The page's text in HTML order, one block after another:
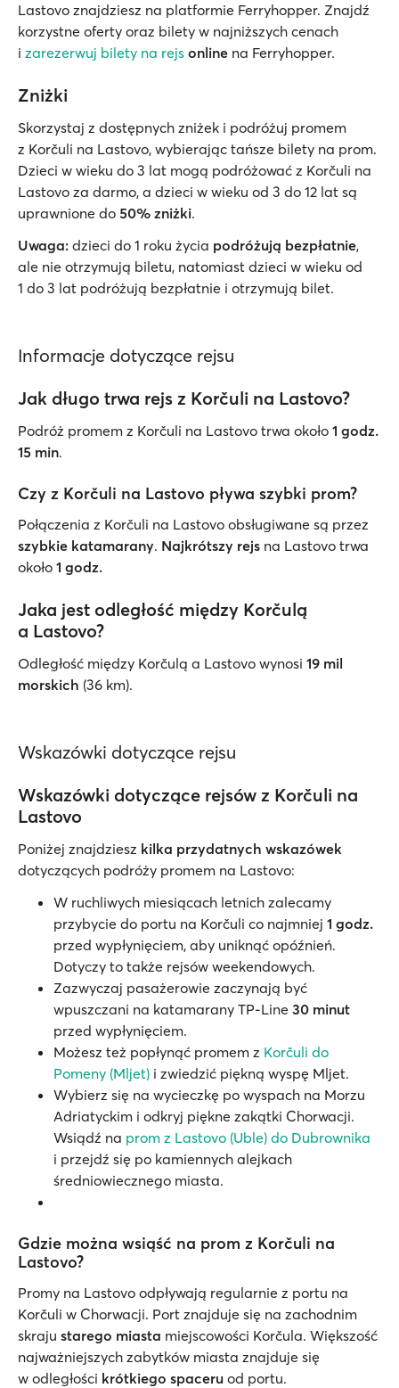
Lastovo znajdziesz na platformie Ferryhopper. Znajdź
korzystne oferty oraz bilety w najniższych cenach
i zarezerwuj bilety na rejs online na Ferryhopper.
Zniżki
Skorzystaj z dostępnych zniżek i podróżuj promem
z Korčuli na Lastovo, wybierając tańsze bilety na prom.
Dzieci w wieku do 3 lat mogą podróżować z Korčuli na
Lastovo za darmo, a dzieci w wieku od 3 do 12 lat są
uprawnione do 50% zniżki.
Uwaga: dzieci do 1 roku życia podróżują bezpłatnie,
ale nie otrzymują biletu, natomiast dzieci w wieku od
1 do 3 lat podróżują bezpłatnie i otrzymują bilet.
Informacje dotyczące rejsu
Jak długo trwa rejs z Korčuli na Lastovo?
Podróż promem z Korčuli na Lastovo trwa około 1 godz.
15 min.
Czy z Korčuli na Lastovo pływa szybki prom?
Połączenia z Korčuli na Lastovo obsługiwane są przez
szybkie katamarany. Najkrótszy rejs na Lastovo trwa
około 1 godz.
Jaka jest odległość między Korčulą
a Lastovo?
Odległość między Korčulą a Lastovo wynosi 19 mil
morskich (36 km).
Wskazówki dotyczące rejsu
Wskazówki dotyczące rejsów z Korčuli na
Lastovo
Poniżej znajdziesz kilka przydatnych wskazówek
dotyczących podróży promem na Lastovo:
W ruchliwych miesiącach letnich zalecamy
przybycie do portu na Korčuli co najmniej 1 godz.
przed wypłynięciem, aby uniknąć opóźnień.
Dotyczy to także rejsów weekendowych.
Zazwyczaj pasażerowie zaczynają być
wpuszczani na katamarany TP-Line 30 minut
przed wypłynięciem.
Możesz też popłynąć promem z Korčuli do
Pomeny (Mljet) i zwiedzić piękną wyspę Mljet.
Wybierz się na wycieczkę po wyspach na Morzu
Adriatyckim i odkryj piękne zakątki Chorwacji.
Wsiądź na prom z Lastovo (Uble) do Dubrownika
i przejdź się po kamiennych alejkach
średniowiecznego miasta.
Gdzie można wsiąść na prom z Korčuli na
Lastovo?
Promy na Lastovo odpływają regularnie z portu na
Korčuli w Chorwacji. Port znajduje się na zachodnim
skraju starego miasta miejscowości Korčula. Większość
najważniejszych zabytków miasta znajduje się
w odległości krótkiego spaceru od portu.